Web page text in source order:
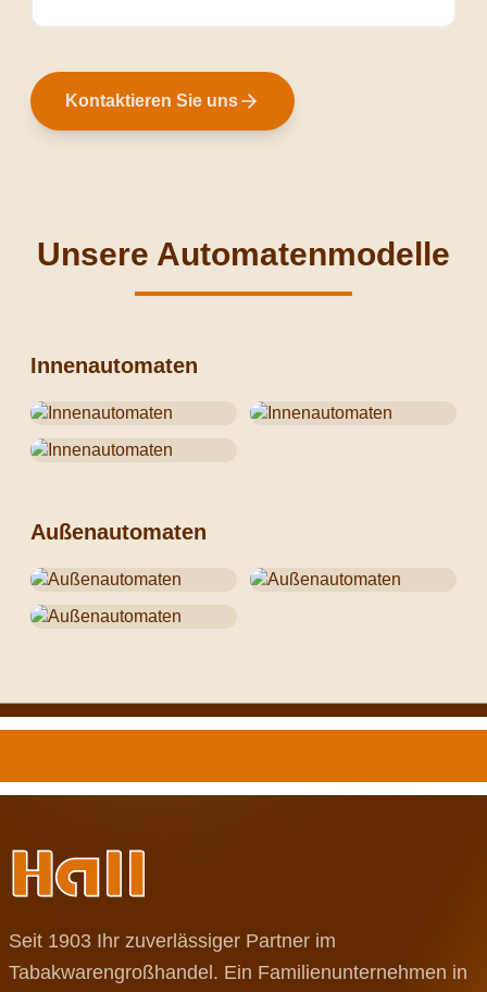
Kontaktieren Sie uns
Unsere Automatenmodelle
Innenautomaten
Außenautomaten
Seit 1903 Ihr zuverlässiger Partner im
Tabakwarengroßhandel. Ein Familienunternehmen in